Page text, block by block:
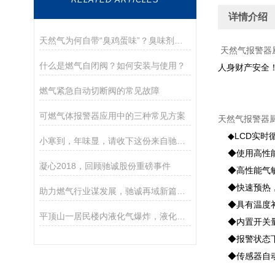
什么是燃气自闭阀？如何安装与使用？
燃气紧急自动切断阀的常见故障
可燃气体报警器应用中的三种常见方案
小寒到，年味显，请收下这份来自驰诚电气的问候
凝心2018，回顾驰诚股份重磅事件
平顶山一居民楼内液化气爆炸，液化气成分疑有问题
详情介绍
天然气报警器
人身财产安全
天然气报警器
◆LCD实时
◆使用高性
◆高性能气
◆快速预热
◆具有温度
◆内置开关
◆报警状态
◆传感器自